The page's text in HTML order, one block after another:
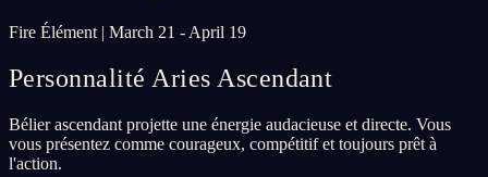
Fire Élément | March 21 - April 19
Personnalité Aries Ascendant
Bélier ascendant projette une énergie audacieuse et directe. Vous
vous présentez comme courageux, compétitif et toujours prêt à
l'action.